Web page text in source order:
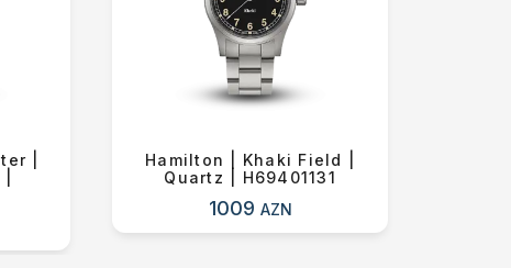
|
Hamilton | Khaki Field |
Quartz | H69401131
1009 AZN